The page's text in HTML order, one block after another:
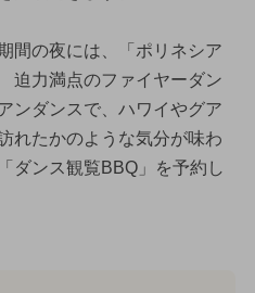
間の夜には、「ポリネシア
迫力満点のファイヤーダン
ンダンスで、ハワイやグア
れたかのような気分が味わ
ダンス観覧BBQ」を予約し